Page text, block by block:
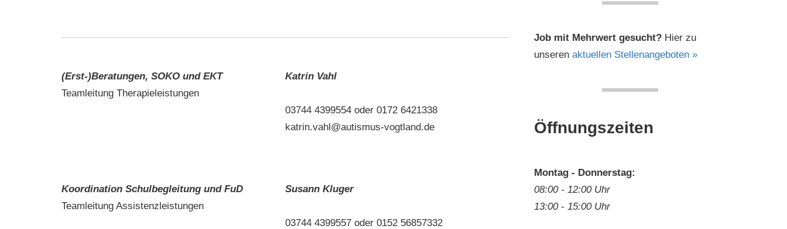
(Erst-)Beratungen, SOKO und EKT
Teamleitung Therapieleistungen
Katrin Vahl
03744 4399554 oder 0172 6421338
katrin.vahl@autismus-vogtland.de
Koordination Schulbegleitung und FuD
Teamleitung Assistenzleistungen
Susann Kluger
03744 4399557 oder 0152 56857332
Job mit Mehrwert gesucht?Hier zu
unseren aktuellen Stellenangeboten »
Öffnungszeiten
Montag - Donnerstag:
08:00 - 12:00 Uhr
13:00 - 15:00 Uhr